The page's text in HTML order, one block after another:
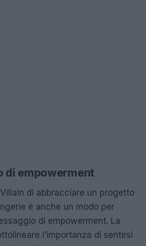
di empowerment
di abbracciare un progetto
è anche un modo per
di empowerment. La
l’importanza di sentirsi